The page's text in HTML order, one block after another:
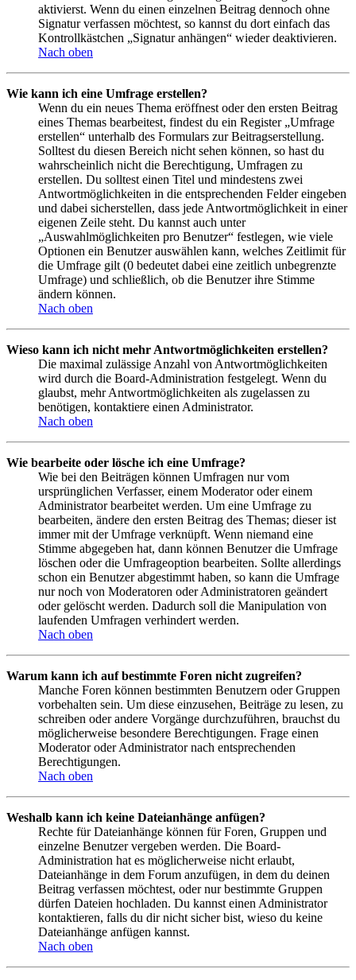
aktivierst. Wenn du einen einzelnen Beitrag dennoch ohne
Signatur verfassen möchtest, so kannst du dort einfach das
Kontrollkästchen „Signatur anhängen“ wieder deaktivieren.
Nach oben
Wie kann ich eine Umfrage erstellen?
Wenn du ein neues Thema eröffnest oder den ersten Beitrag
eines Themas bearbeitest, findest du ein Register „Umfrage
erstellen“ unterhalb des Formulars zur Beitragserstellung.
Solltest du diesen Bereich nicht sehen können, so hast du
wahrscheinlich nicht die Berechtigung, Umfragen zu
erstellen. Du solltest einen Titel und mindestens zwei
Antwortmöglichkeiten in die entsprechenden Felder eingeben
und dabei sicherstellen, dass jede Antwortmöglichkeit in einer
eigenen Zeile steht. Du kannst auch unter
„Auswahlmöglichkeiten pro Benutzer“ festlegen, wie viele
Optionen ein Benutzer auswählen kann, welches Zeitlimit für
die Umfrage gilt (0 bedeutet dabei eine zeitlich unbegrenzte
Umfrage) und schließlich, ob die Benutzer ihre Stimme
ändern können.
Nach oben
Wieso kann ich nicht mehr Antwortmöglichkeiten erstellen?
Die maximal zulässige Anzahl von Antwortmöglichkeiten
wird durch die Board-Administration festgelegt. Wenn du
glaubst, mehr Antwortmöglichkeiten als zugelassen zu
benötigen, kontaktiere einen Administrator.
Nach oben
Wie bearbeite oder lösche ich eine Umfrage?
Wie bei den Beiträgen können Umfragen nur vom
ursprünglichen Verfasser, einem Moderator oder einem
Administrator bearbeitet werden. Um eine Umfrage zu
bearbeiten, ändere den ersten Beitrag des Themas; dieser ist
immer mit der Umfrage verknüpft. Wenn niemand eine
Stimme abgegeben hat, dann können Benutzer die Umfrage
löschen oder die Umfrageoption bearbeiten. Sollte allerdings
schon ein Benutzer abgestimmt haben, so kann die Umfrage
nur noch von Moderatoren oder Administratoren geändert
oder gelöscht werden. Dadurch soll die Manipulation von
laufenden Umfragen verhindert werden.
Nach oben
Warum kann ich auf bestimmte Foren nicht zugreifen?
Manche Foren können bestimmten Benutzern oder Gruppen
vorbehalten sein. Um diese einzusehen, Beiträge zu lesen, zu
schreiben oder andere Vorgänge durchzuführen, brauchst du
möglicherweise besondere Berechtigungen. Frage einen
Moderator oder Administrator nach entsprechenden
Berechtigungen.
Nach oben
Weshalb kann ich keine Dateianhänge anfügen?
Rechte für Dateianhänge können für Foren, Gruppen und
einzelne Benutzer vergeben werden. Die Board-
Administration hat es möglicherweise nicht erlaubt,
Dateianhänge in dem Forum anzufügen, in dem du deinen
Beitrag verfassen möchtest, oder nur bestimmte Gruppen
dürfen Dateien hochladen. Du kannst einen Administrator
kontaktieren, falls du dir nicht sicher bist, wieso du keine
Dateianhänge anfügen kannst.
Nach oben